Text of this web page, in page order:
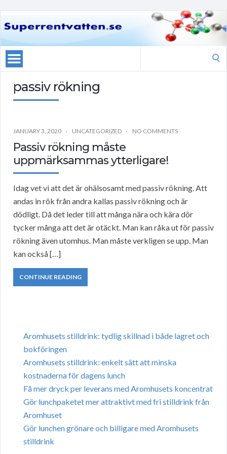
passiv rökning
JANUARY 3, 2020 UNCATEGORIZED NO COMMENTS
Passiv rökning måste
uppmärksammas ytterligare!
Idag vet vi att det är ohälsosamt med passiv rökning. Att
andas in rök från andra kallas passiv rökning och är
dödligt. Då det leder till att många nära och kära dör
tycker många att det är otäckt. Man kan råka ut för passiv
rökning även utomhus. Man måste verkligen se upp. Man
kan också […]
CONTINUE READING
Aromhusets stilldrink: tydlig skillnad i både lagret och
bokföringen
Aromhusets stilldrink: enkelt sätt att minska
kostnaderna för dagens lunch
Få mer dryck per leverans med Aromhusets koncentrat
Gör lunchpaketet mer attraktivt med fri stilldrink från
Aromhuset
Gör lunchen grönare och billigare med Aromhusets
stilldrink